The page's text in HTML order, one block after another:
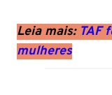
Leia mais: TAF
mulheres